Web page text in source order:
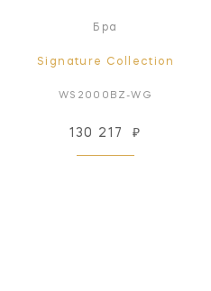
Бра
Signature Collection
WS2000BZ-WG
130 217 ₽